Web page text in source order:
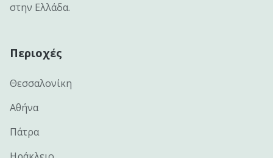
στην Ελλάδα.
Περιοχές
Θεσσαλονίκη
Αθήνα
Πάτρα